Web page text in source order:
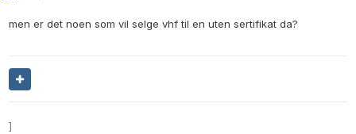
men er det noen som vil selge vhf til en uten sertifikat da?
]